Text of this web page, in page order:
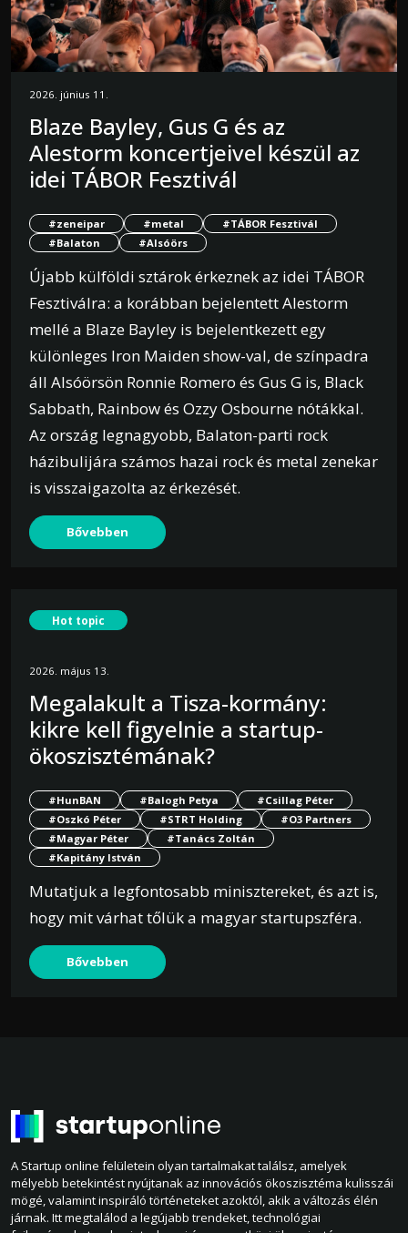
2026. június 11.
Blaze Bayley, Gus G és az
Alestorm koncertjeivel készül az
idei TÁBOR Fesztivál
#zeneipar #metal
#TÁBOR Fesztivál
#Balaton
#Alsóörs
Újabb külföldi sztárok érkeznek az idei TÁBOR
Fesztiválra: a korábban bejelentett Alestorm
mellé a Blaze Bayley is bejelentkezett egy
különleges Iron Maiden show-val, de színpadra
áll Alsóörsön Ronnie Romero és Gus G is, Black
Sabbath, Rainbow és Ozzy Osbourne nótákkal.
Az ország legnagyobb, Balaton-parti rock
házibulijára számos hazai rock és metal zenekar
is visszaigazolta az érkezését.
Bővebben
Hot topic
2026. május 13.
Megalakult a Tisza-kormány:
kikre kell figyelnie a startup-
ökoszisztémának?
#HunBAN #Balogh Petya
#Csillag Péter
#Oszkó Péter
#STRT Holding
#O3 Partners
#Magyar Péter
#Tanács Zoltán
#Kapitány István
Mutatjuk a legfontosabb minisztereket, és azt is,
hogy mit várhat tőlük a magyar startupszféra.
Bővebben
A Startup online felületein olyan tartalmakat találsz, amelyek
mélyebb betekintést nyújtanak az innovációs ökoszisztéma kulisszái
mögé, valamint inspiráló történeteket azoktól, akik a változás élén
járnak. Itt megtalálod a legújabb trendeket, technológiai